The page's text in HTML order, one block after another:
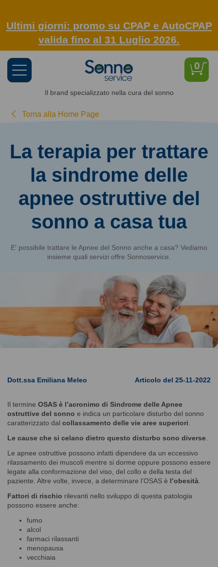
Ultimi giorni: promo su CPAP e AutoCPAP
valida fino al 31 Luglio 2026.
0
Toggle
navigation
Il brand specializzato nella cura del sonno
Torna alla Home Page
La terapia per trattare
la sindrome delle
apnee ostruttive del
sonno a casa tua
E' possibile trattare le Apnee del Sonno anche a casa? Vediamo
insieme quali servizi offre Sonnoservice.
Dott.ssa Emiliana Meleo Articolo del 25-11-2022
Il termine OSAS è l’acronimo di Sindrome delle Apnee
ostruttive del sonno e indica un particolare disturbo del sonno
caratterizzato dal collassamento delle vie aree superiori.
Le cause che si celano dietro questo disturbo sono diverse.
Le apnee ostruttive possono infatti dipendere da un eccessivo
rilassamento dei muscoli mentre si dorme oppure possono essere
legate alla conformazione del viso, del collo e della testa del
paziente. Altre volte, invece, a determinare l’OSAS è l’obesità.
Fattori di rischio rilevanti nello sviluppo di questa patologia
possono essere anche:
fumo
alcol
farmaci rilassanti
menopausa
vecchiaia